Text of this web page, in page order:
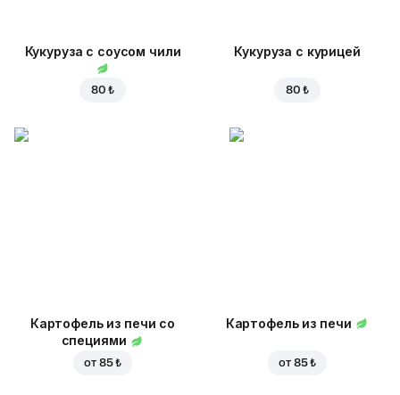
Кукуруза с соусом чили
80 ₺
Кукуруза с курицей
80 ₺
Картофель из печи со
специями
от85 ₺
Картофель из печи
от85 ₺